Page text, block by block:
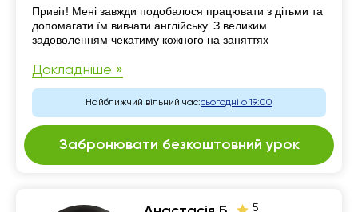
Резюме
Привіт! Мені завжди подобалося працювати з дітьми та
допомагати їм вивчати англійську. З великим
задоволенням чекатиму кожного на заняттях
Докладніше »
Найближчий вільний час:сьогодні о 19:00
Забронювати безкоштовний урок
5